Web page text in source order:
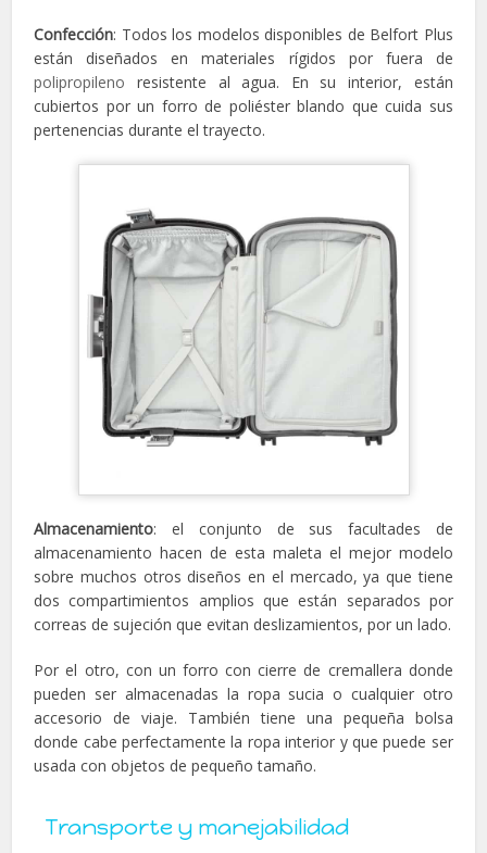
Confección: Todos los modelos disponibles de Belfort Plus
están diseñados en materiales rígidos por fuera de
polipropileno resistente al agua. En su interior, están
cubiertos por un forro de poliéster blando que cuida sus
pertenencias durante el trayecto.
Almacenamiento: el conjunto de sus facultades de
almacenamiento hacen de esta maleta el mejor modelo
sobre muchos otros diseños en el mercado, ya que tiene
dos compartimientos amplios que están separados por
correas de sujeción que evitan deslizamientos, por un lado.
Por el otro, con un forro con cierre de cremallera donde
pueden ser almacenadas la ropa sucia o cualquier otro
accesorio de viaje. También tiene una pequeña bolsa
donde cabe perfectamente la ropa interior y que puede ser
usada con objetos de pequeño tamaño.
Transporte y manejabilidad